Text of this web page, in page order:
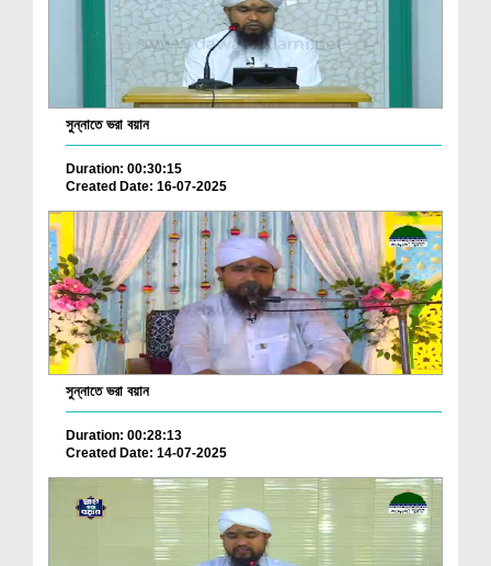
সুন্নাতে ভরা বয়ান
Duration: 00:30:15
Created Date: 16-07-2025
সুন্নাতে ভরা বয়ান
Duration: 00:28:13
Created Date: 14-07-2025